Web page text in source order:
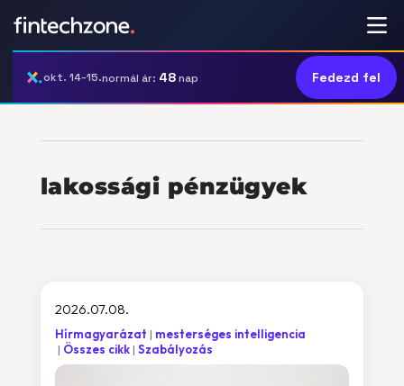
okt. 14-15.normál ár: 48nap Fedezd fel
lakossági pénzügyek
2026.07.08.
Hírmagyarázat
mesterséges intelligencia
Összes cikk Szabályozás